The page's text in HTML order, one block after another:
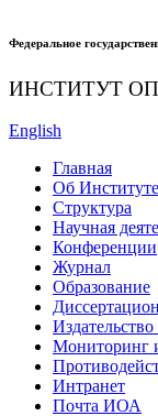
Федеральное
ИНСТИТУТ
English
Главная
Об Институте
Структура
Научная
Конференции
Журнал
Образование
Мониторинг
Интранет
Почта ИОА